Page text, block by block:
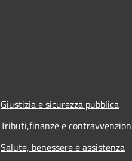
Giustizia e sicurezza pubblica
Tributi,finanze e
Salute, benessere e assistenza